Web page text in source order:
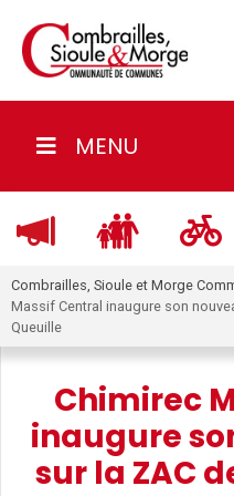
MENU
Combrailles, Sioule et Morge
Massif Central inaugure son
Queuille
Chimirec
inaugure
sur la ZAC